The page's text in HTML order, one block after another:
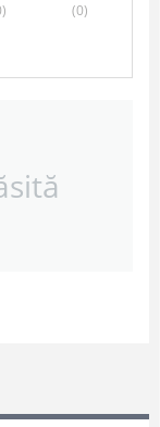
) (0)